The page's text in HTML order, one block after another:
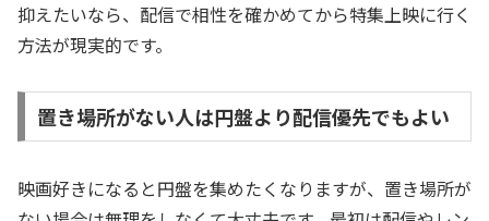
抑えたいなら、配信で相性を確かめてから特集上映に行く
方法が現実的です。
置き場所がない人は円盤より配信優先でもよい
映画好きになると円盤を集めたくなりますが、置き場所が